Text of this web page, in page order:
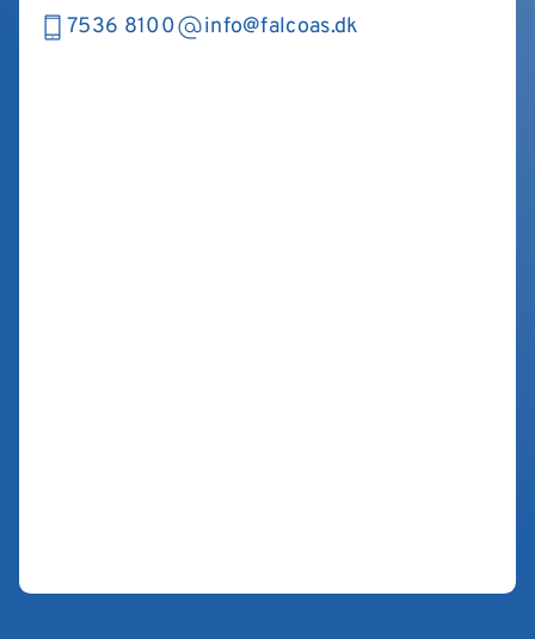
7536 8100 info@falcoas.dk